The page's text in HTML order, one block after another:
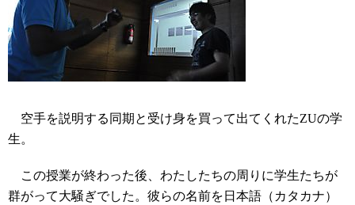
空手を説明する同期と受け身を買って出てくれたZUの学
生。
この授業が終わった後、わたしたちの周りに学生たちが
群がって大騒ぎでした。彼らの名前を日本語（カタカナ）